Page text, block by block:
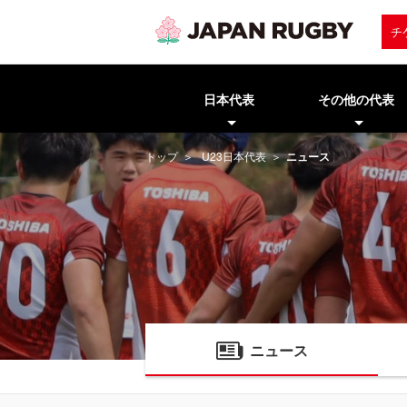
チ
日本代表 その他の代表
トップ U23日本代表 ニュース
ニュース